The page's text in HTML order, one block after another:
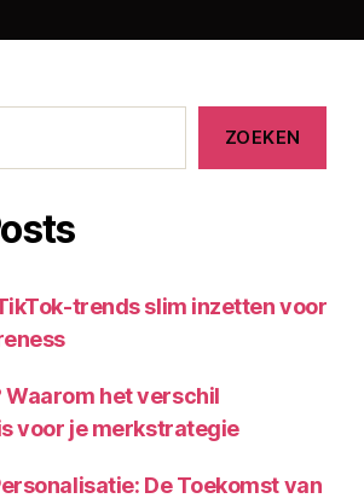
ZOEKEN
trends slim inzetten voor
Waarom het verschil
voor je merkstrategie
De Toekomst van